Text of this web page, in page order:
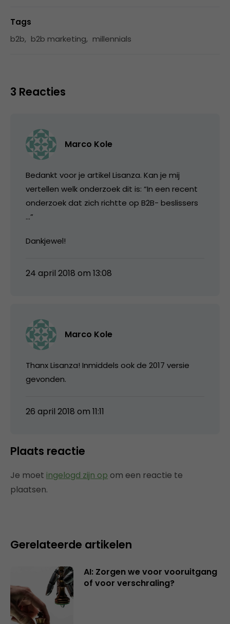
Tags
b2b, b2b marketing, millennials
3 Reacties
Marco Kole
Bedankt voor je artikel Lisanza. Kan je mij
vertellen welk onderzoek dit is: “In een recent
onderzoek dat zich richtte op B2B- beslissers
…”
Dankjewel!
24 april 2018 om 13:08
Marco Kole
Thanx Lisanza! Inmiddels ook de 2017 versie
gevonden.
26 april 2018 om 11:11
Plaats reactie
Je moet ingelogd zijn op om een reactie te
plaatsen.
Gerelateerde artikelen
AI: Zorgen we voor vooruitgang
of voor verschraling?